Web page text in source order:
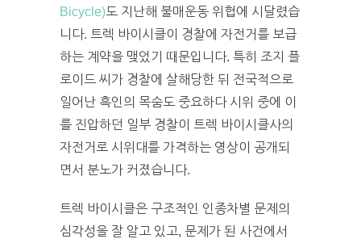
Bicycle)도 지난해 불매운동 위협에 시달렸습
니다. 트렉 바이시클이 경찰에 자전거를 보급
하는 계약을 맺었기 때문입니다. 특히 조지 플
로이드 씨가 경찰에 살해당한 뒤 전국적으로
일어난 흑인의 목숨도 중요하다 시위 중에 이
를 진압하던 일부 경찰이 트렉 바이시클사의
자전거로 시위대를 가격하는 영상이 공개되
면서 분노가 커졌습니다.
트렉 바이시클은 구조적인 인종차별 문제의
심각성을 잘 알고 있고, 문제가 된 사건에서